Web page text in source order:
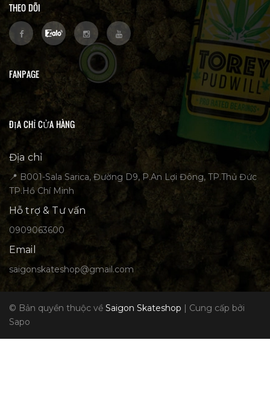
THEO DÕI
FANPAGE
ĐỊA CHỈ CỬA HÀNG
Địa chỉ
📍 B001-Sala Sarica, Đường D9, P.An Lợi Đông, TP.Thủ Đức
TP.Hồ Chí Minh
Hỗ trợ & Tư vấn
0909063600
Email
saigonskateshop@gmail.com
© Bản quyền thuộc về Saigon Skateshop | Cung cấp bởi
Sapo